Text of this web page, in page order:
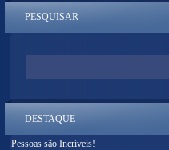
PESQUISAR
DESTAQUE
Pessoas são Incríveis!